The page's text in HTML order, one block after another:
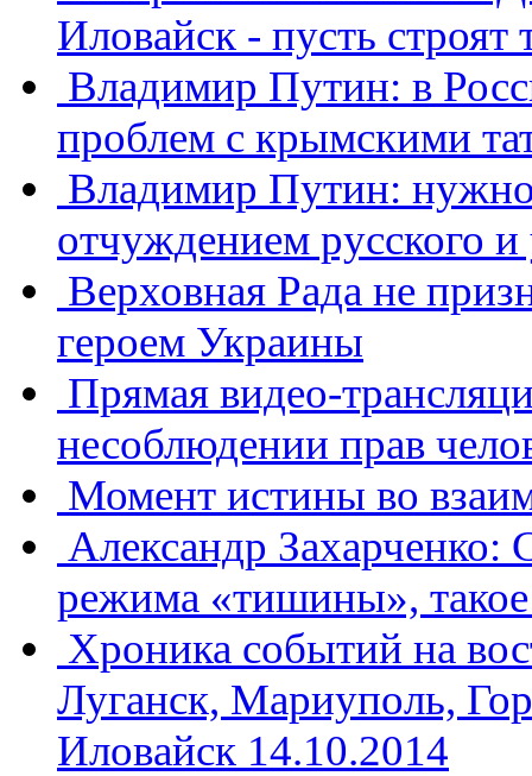
Иловайск - пусть
Владимир Путин: в
проблем с крымскими
Владимир Путин: нужно
отчуждением русского
Верховная Рада не
героем Украины
Прямая видео-
несоблюдении прав
Момент истины во
Александр Захарченко:
режима «тишины»,
Хроника событий на
Луганск, Мариуполь,
Иловайск 14.10.2014